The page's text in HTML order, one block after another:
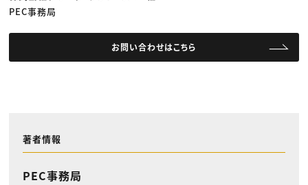
PEC事務局
お問い合わせはこちら
著者情報
PEC事務局